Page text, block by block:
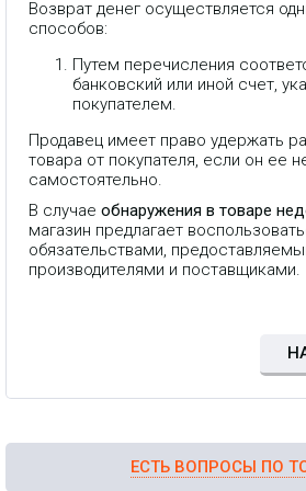
Возврат денег осуществляется
способов:
Путем перечисления
банковский или иной счет,
покупателем.
Продавец имеет право удержать
товара от покупателя, если он ее
самостоятельно.
В случае обнаружения в товаре
магазин предлагает
обязательствами,
производителями и поставщиками.
ЕСТЬ ВОПРОСЫ ПО
Коммутатор
предназначен для
малых и средних по
сетевых сегментов.
эффективность в